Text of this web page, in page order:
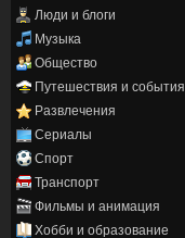
Люди и блоги
Музыка
Общество
Путешествия и события
Развлечения
Сериалы
Спорт
Транспорт
Фильмы и анимация
Хобби и образование